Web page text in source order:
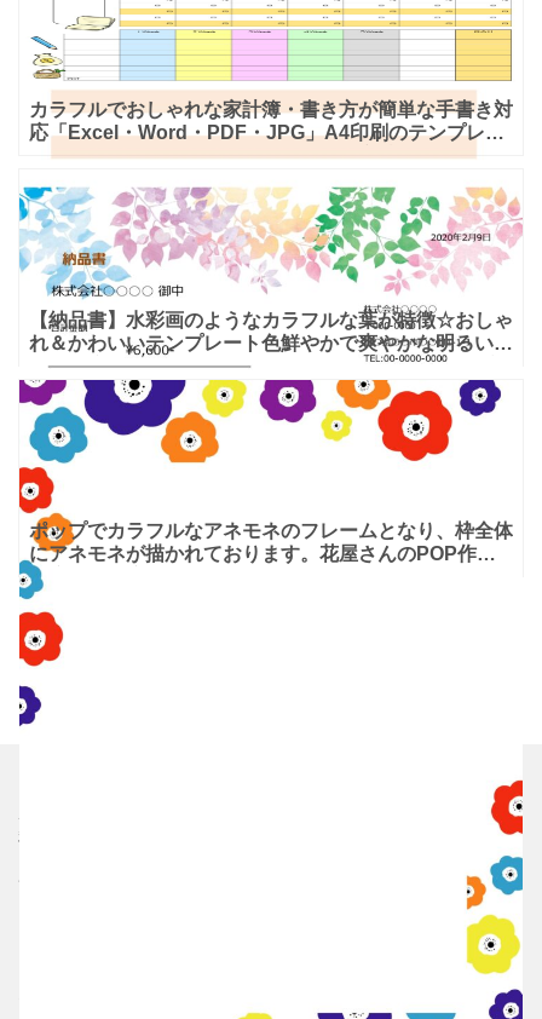
カラフルでおしゃれな家計簿・書き方が簡単な手書き対
応「Excel・Word・PDF・JPG」A4印刷のテンプレー
トとなります。カラフルなデザインで家計に関係があ
【納品書】水彩画のようなカラフルな葉が特徴☆おしゃ
れ＆かわいいテンプレート色鮮やかで爽やかな明るい配
色で、癒しを感じることのできる、おしゃれなテンプレ
ートです。
ポップでカラフルなアネモネのフレームとなり、枠全体
にアネモネが描かれております。花屋さんのPOP作成
や店舗やお店で華やかなお知らせや張り紙を作成したい
場合、メニ
利用規約
サイト運営者